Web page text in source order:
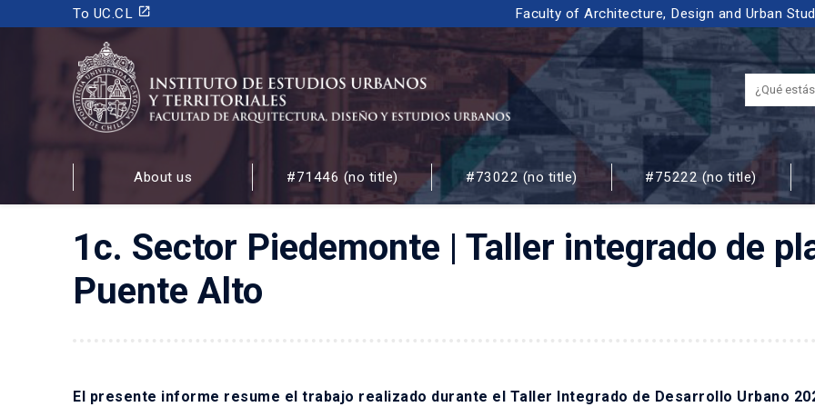
To UC.CL launch Faculty of Architecture, Design and Urban
INSTITUTO DE ESTUDIOS URBANOS
Y TERRITORIALES
FACULTAD DE ARQUITECTURA, DISEÑO Y ESTUDIOS URBANOS
About us #71446 (no title) #73022 (no title) #75222 (no title)
1c. Sector Piedemonte | Taller integrado de
Puente Alto
El presente informe resume el trabajo realizado durante el Taller Integrado de Desarrollo Urbano